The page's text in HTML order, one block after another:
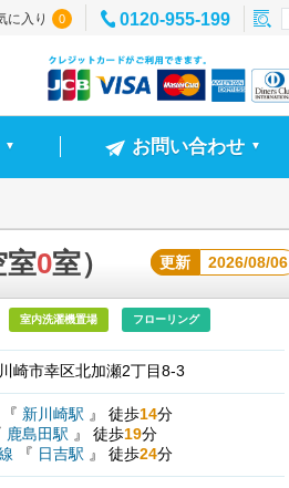
に入り 0 0120-955-199
▼ お問い合わせ ▼
室0室） 更新 2026/08/06
室内洗濯機置場 フローリング
崎市幸区北加瀬2丁目8-3
『 新川崎駅 』 徒歩14分
鹿島田駅 』 徒歩19分
『 日吉駅 』 徒歩24分